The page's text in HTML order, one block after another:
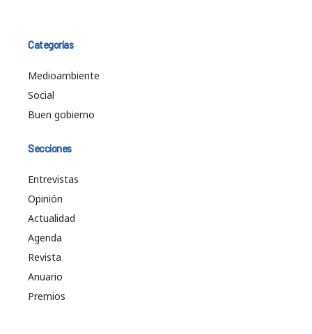
Categorías
Medioambiente
Social
Buen gobierno
Secciones
Entrevistas
Opinión
Actualidad
Agenda
Revista
Anuario
Premios